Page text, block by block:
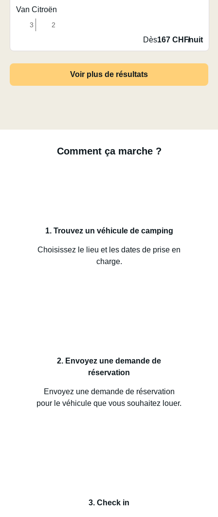
Van Citroën
3 2
Dès167 CHF/nuit
Voir plus de résultats
Comment ça marche ?
1. Trouvez un véhicule de camping
Choisissez le lieu et les dates de prise en
charge.
2. Envoyez une demande de
réservation
Envoyez une demande de réservation
pour le véhicule que vous souhaitez louer.
3. Check in